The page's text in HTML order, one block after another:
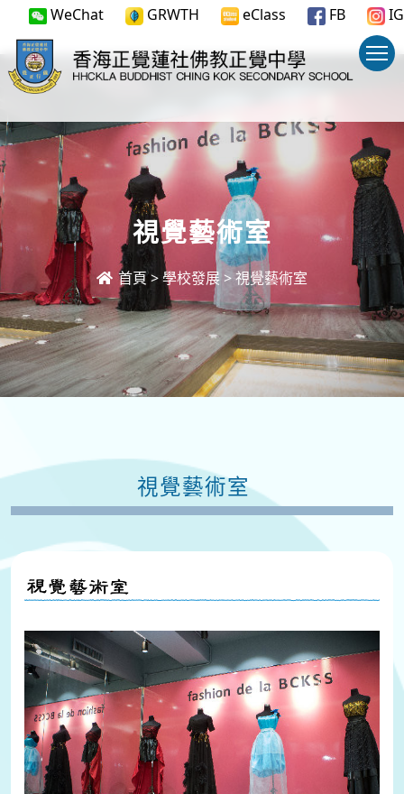
WeChat GRWTH eClass FB IG
視覺藝術室
首頁>學校發展>視覺藝術室
視覺藝術室